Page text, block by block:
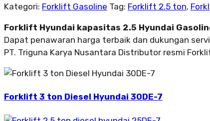
Kategori: Forklift Gasoline Tag: Forklift 2.5 ton,
Forklift Hyundai kapasitas 2.5 Hyundai
Dapat penawaran harga terbaik dan dukungan
PT. Triguna Karya Nusantara Distributor resmi
Forklift 3 ton Diesel Hyundai 30DE-7